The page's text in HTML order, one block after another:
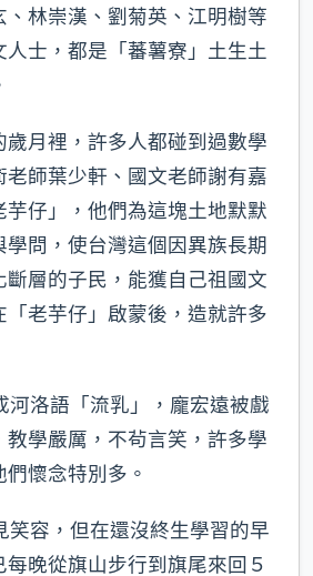
、林崇漢、劉菊英、江明樹等
人士，都是「蕃薯寮」土生土
歲月裡，許多人都碰到過數學
老師葉少軒、國文老師謝有嘉
芋仔」，他們為這塊土地默默
問，使台灣這個因異族長期
斷層的子民，能獲自己祖國文
「老芋仔」啟蒙後，造就許多
洛語「流乳」，龐宏遠被戲
教學嚴厲，不茍言笑，許多學
懷念特別多。
容，但在還沒終生學習的早
晚從旗山步行到旗尾來回５